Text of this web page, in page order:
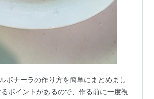
ボナーラの作り方を簡単にまとめまし
ポイントがあるので、作る前に一度視